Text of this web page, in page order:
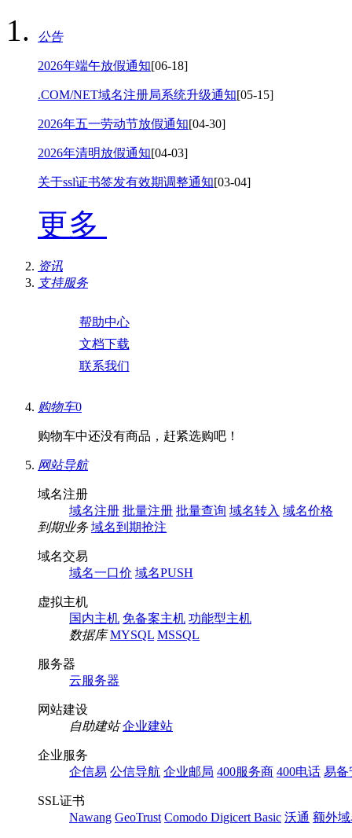
公告
2026年端午放假通知[06-18]
.COM/NET域名注册局系统升级通知[05-15]
2026年五一劳动节放假通知[04-30]
2026年清明放假通知[04-03]
关于ssl证书签发有效期调整通知[03-04]
更多
资讯
支持服务
帮助中心
文档下载
联系我们
购物车0
购物车中还没有商品，赶紧选购吧！
网站导航
域名注册
域名注册 批量注册 批量查询 域名转入 域名价格
到期业务 域名到期抢注
域名交易
域名一口价 域名PUSH
虚拟主机
国内主机 免备案主机 功能型主机
数据库 MYSQL MSSQL
服务器
云服务器
网站建设
自助建站 企业建站
企业服务
企信易 公信导航 企业邮局 400服务商 400电话 易备
SSL证书
Nawang GeoTrust Comodo Digicert Basic 沃通 额外